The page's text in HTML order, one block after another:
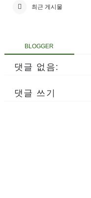
최근 게시물
BLOGGER
댓글 없음:
댓글 쓰기